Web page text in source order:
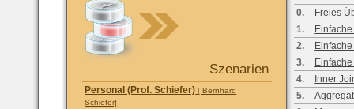
0.
Freies
1.
2.
3.
4.
Inner
5.
Szenarien
Personal (Prof. Schiefer) [ Bernhard
Schiefer]